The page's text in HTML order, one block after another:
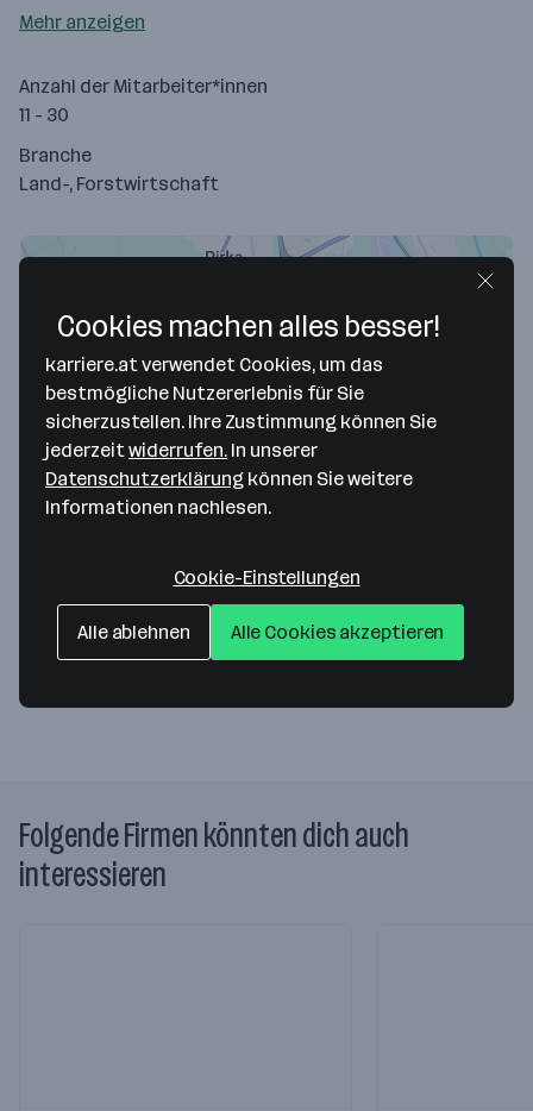
Mehr anzeigen
Anzahl der Mitarbeiter*innen
11 - 30
Branche
Land-, Forstwirtschaft
Map data ©2026 Google
8141 Unterpremstätten— Route berechnen
Website
Folgende Firmen könnten dich auch
interessieren
Cookies machen alles besser!
karriere.at verwendet Cookies, um das
bestmögliche Nutzererlebnis für Sie
sicherzustellen. Ihre Zustimmung können Sie
jederzeitwiderrufen. In unserer
Datenschutzerklärung können Sie weitere
Informationen nachlesen.
Cookie-Einstellungen
Alle ablehnen Alle Cookies akzeptieren